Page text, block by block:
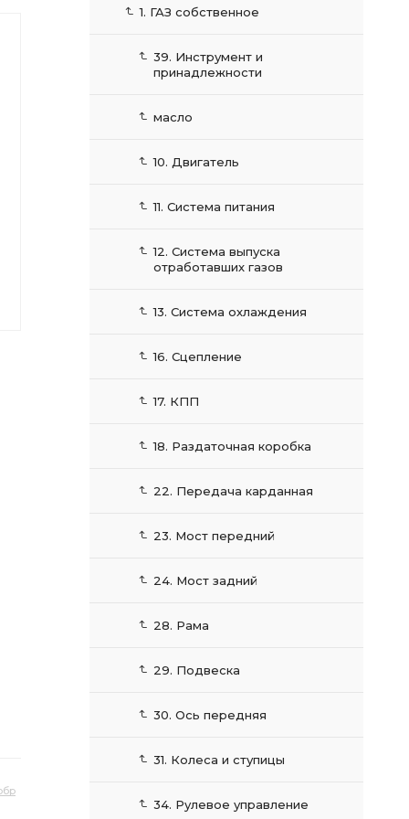
1. ГАЗ собственное
39. Инструмент и
принадлежности
масло
10. Двигатель
11. Система питания
12. Система выпуска
отработавших газов
13. Система охлаждения
16. Сцепление
17. КПП
18. Раздаточная коробка
22. Передача карданная
23. Мост передний
24. Мост задний
28. Рама
29. Подвеска
30. Ось передняя
31. Колеса и ступицы
34. Рулевое управление